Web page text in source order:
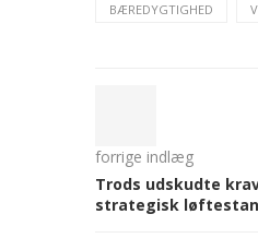
BÆREDYGTIGHED
forrige indlæg
Trods udskudte
strategisk